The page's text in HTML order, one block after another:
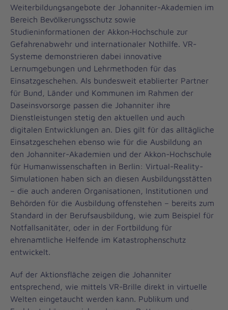
Weiterbildungsangebote der Johanniter-Akademien im
Bereich Bevölkerungsschutz sowie
Studieninformationen der Akkon‑Hochschule zur
Gefahrenabwehr und internationaler Nothilfe. VR-
Systeme demonstrieren dabei innovative
Lernumgebungen und Lehrmethoden für das
Einsatzgeschehen. Als bundesweit etablierter Partner
für Bund, Länder und Kommunen im Rahmen der
Daseinsvorsorge passen die Johanniter ihre
Dienstleistungen stetig den aktuellen und auch
digitalen Entwicklungen an. Dies gilt für das alltägliche
Einsatzgeschehen ebenso wie für die Ausbildung an
den Johanniter-Akademien und der Akkon-Hochschule
für Humanwissenschaften in Berlin: Virtual-Reality-
Simulationen haben sich an diesen Ausbildungsstätten
– die auch anderen Organisationen, Institutionen und
Behörden für die Ausbildung offenstehen – bereits zum
Standard in der Berufsausbildung, wie zum Beispiel für
Notfallsanitäter, oder in der Fortbildung für
ehrenamtliche Helfende im Katastrophenschutz
entwickelt.
Auf der Aktionsfläche zeigen die Johanniter
entsprechend, wie mittels VR-Brille direkt in virtuelle
Welten eingetaucht werden kann. Publikum und